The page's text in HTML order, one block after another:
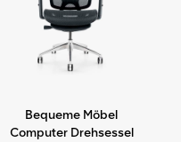
Bequeme Möbel
Computer Drehsessel